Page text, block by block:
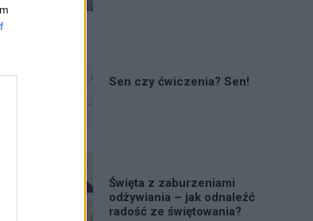
Sen czy ćwiczenia? Sen!
Święta z zaburzeniami
odżywiania – jak odnaleźć
radość ze świętowania?